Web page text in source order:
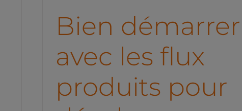
Bien démarrer
avec les flux
produits pour